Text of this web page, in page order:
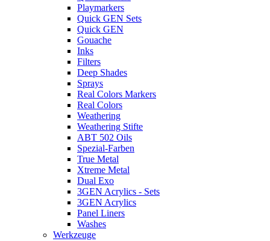
Playmarkers
Quick GEN Sets
Quick GEN
Gouache
Inks
Filters
Deep Shades
Sprays
Real Colors Markers
Real Colors
Weathering
Weathering Stifte
ABT 502 Oils
Spezial-Farben
True Metal
Xtreme Metal
Dual Exo
3GEN Acrylics - Sets
3GEN Acrylics
Panel Liners
Washes
Werkzeuge